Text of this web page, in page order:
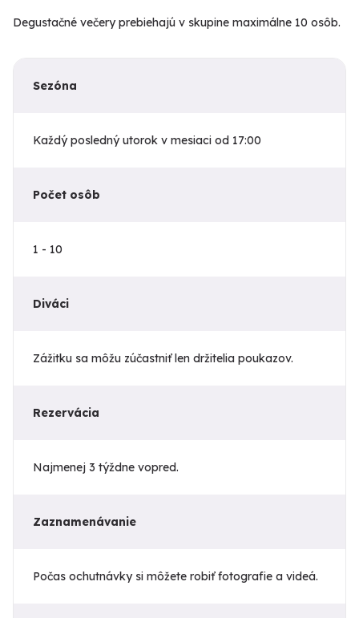
Degustačné večery prebiehajú v skupine maximálne 10 osôb.
Sezóna
Každý posledný utorok v mesiaci od 17:00
Počet osôb
1 - 10
Diváci
Zážitku sa môžu zúčastniť len držitelia poukazov.
Rezervácia
Najmenej 3 týždne vopred.
Zaznamenávanie
Počas ochutnávky si môžete robiť fotografie a videá.